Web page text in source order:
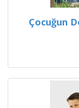
Çocuğun